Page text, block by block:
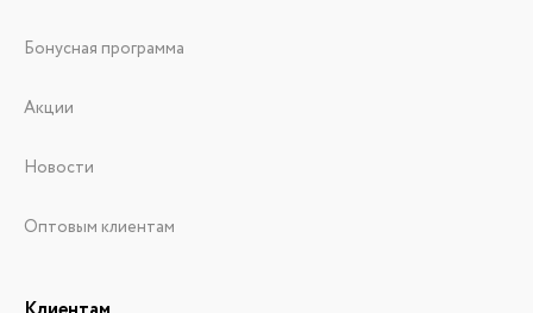
Бонусная программа
Акции
Новости
Оптовым клиентам